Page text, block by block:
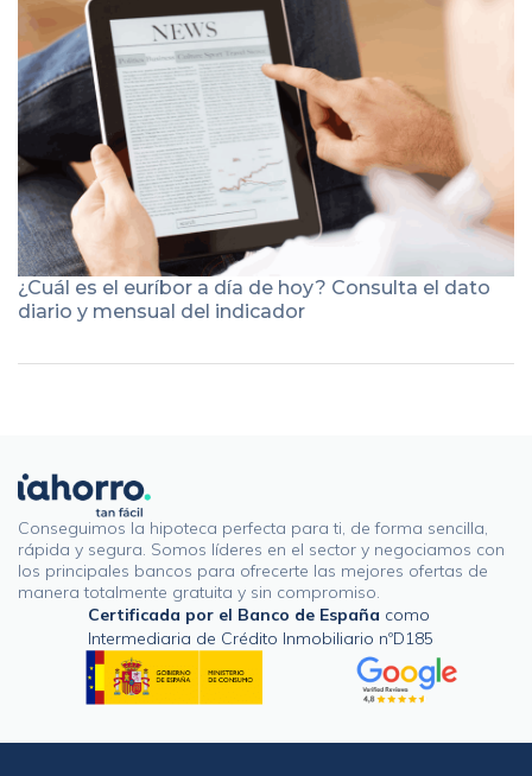
¿Cuál es el euríbor a día de hoy? Consulta el dato
diario y mensual del indicador
Conseguimos la hipoteca perfecta para ti, de forma sencilla,
rápida y segura. Somos líderes en el sector y negociamos con
los principales bancos para ofrecerte las mejores ofertas de
manera totalmente gratuita y sin compromiso.
Certificada por el Banco de España como
Intermediaria de Crédito Inmobiliario nºD185